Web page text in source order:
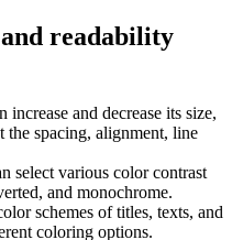
readability
increase and decrease its size,
the spacing, alignment, line
select various color contrast
and monochrome.
schemes of titles, texts, and
coloring options.